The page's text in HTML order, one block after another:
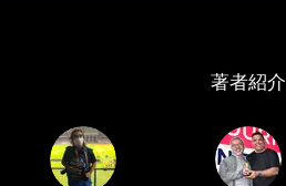
著者紹介